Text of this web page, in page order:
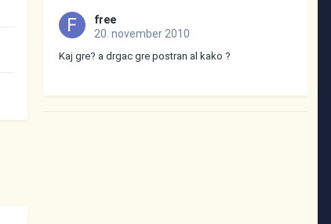
free
20. november 2010
Kaj gre? a drgac gre postran al kako ?